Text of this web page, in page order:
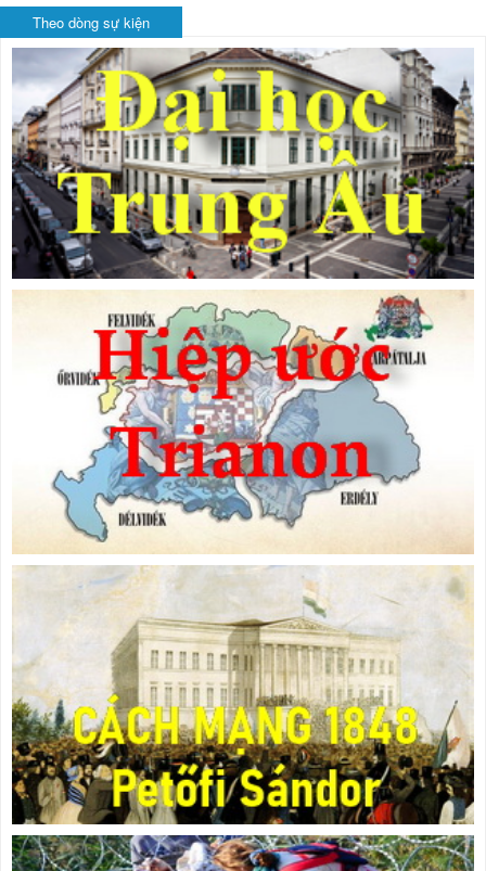
Theo dòng sự kiện